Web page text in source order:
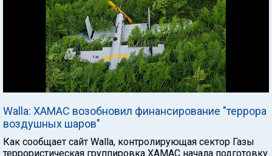
Walla: ХАМАС возобновил финансирование "террора
воздушных шаров"
Как сообщает сайт Walla, контролирующая сектор Газы
террористическая группировка ХАМАС начала подготовку